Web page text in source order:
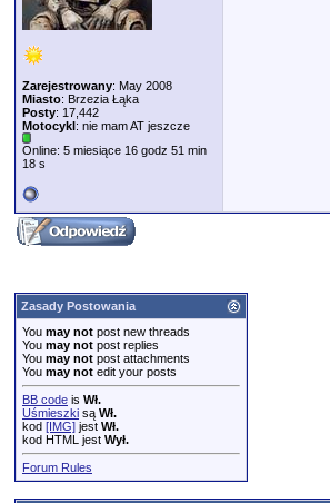
Zarejestrowany: May 2008
Miasto: Brzezia Łąka
Posty: 17,442
Motocykl: nie mam AT jeszcze
Online: 5 miesiące 16 godz 51 min
18 s
Zasady Postowania
You may not post new threads
You may not post replies
You may not post attachments
You may not edit your posts
BB code is Wł.
Uśmieszki są Wł.
kod [IMG] jest Wł.
kod HTML jest Wył.
Forum Rules